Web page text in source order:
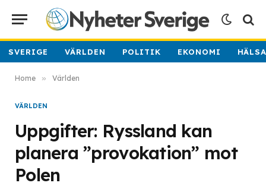
SVERIGE VÄRLDEN POLITIK EKONOMI
Home » Världen
VÄRLDEN
Uppgifter: Ryssland kan
planera ”provokation” mot
Polen